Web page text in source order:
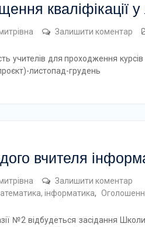
кваліфікації
Залишити коментар
учителів для проходження курсів
листопад-грудень
вчителя
Залишити коментар
інформатика,
№2 відбудеться засідання